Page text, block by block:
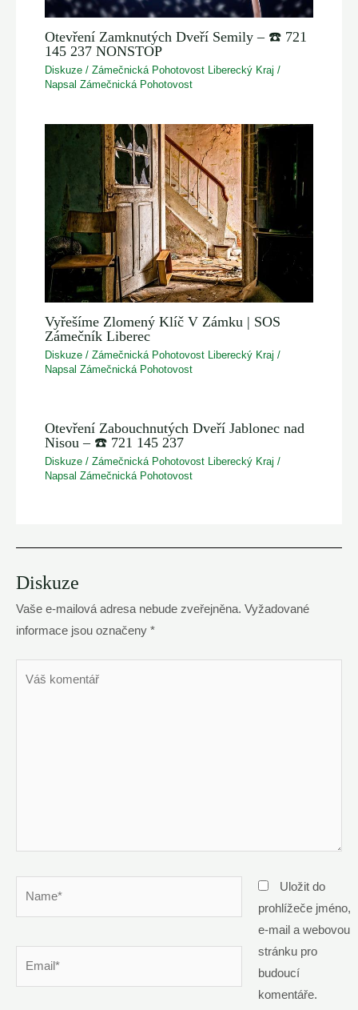
Otevření Zamknutých Dveří Semily – ☎️ 721
145 237 NONSTOP
Diskuze /Zámečnická Pohotovost Liberecký Kraj /
NapsalZámečnická Pohotovost
Vyřešíme Zlomený Klíč V Zámku | SOS
Zámečník Liberec
Diskuze /Zámečnická Pohotovost Liberecký Kraj /
NapsalZámečnická Pohotovost
Otevření Zabouchnutých Dveří Jablonec nad
Nisou – ☎️ 721 145 237
Diskuze /Zámečnická Pohotovost Liberecký Kraj /
NapsalZámečnická Pohotovost
Diskuze
Vaše e-mailová adresa nebude zveřejněna. Vyžadované
informace jsou označeny *
Uložit do
prohlížeče jméno,
e-mail a webovou
stránku pro
budoucí
komentáře.